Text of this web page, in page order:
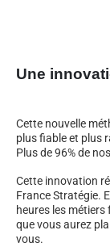
Une
Cette nouvelle
plus fiable et plus
Plus de 96% de
Cette innovation
France Stratégie.
heures les
que vous aurez
vous.